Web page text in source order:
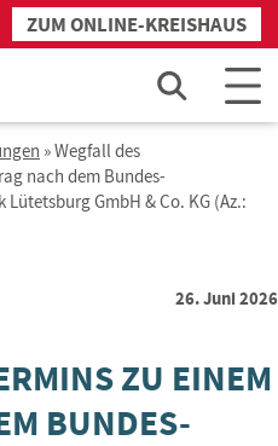
ZUM ONLINE-KREISHAUS
»Wegfall des
nach dem Bundes-
GmbH & Co. KG (Az.:
26. Juni 2026
ZU EINEM
BUNDES-